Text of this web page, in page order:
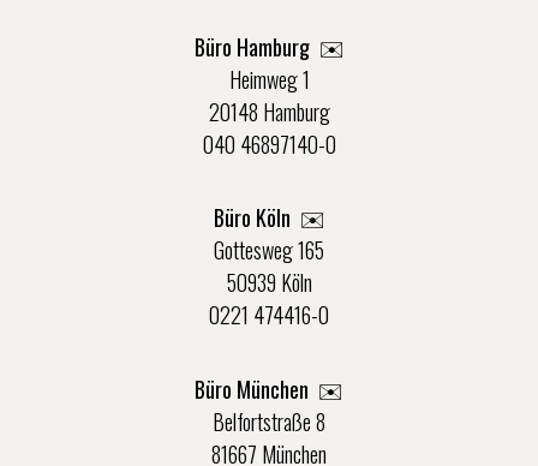
Büro Hamburg ✉️
Heimweg 1
20148 Hamburg
040 46897140-0
Büro Köln ✉️
Gottesweg 165
50939 Köln
0221 474416-0
Büro München ✉️
Belfortstraße 8
81667 München